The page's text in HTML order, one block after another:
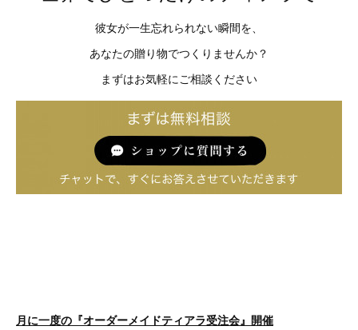
彼女が一生忘れられない瞬間を、
あなたの贈り物でつくりませんか？
まずはお気軽にご相談ください
月に一度の『オーダーメイドティアラ受注会』開催